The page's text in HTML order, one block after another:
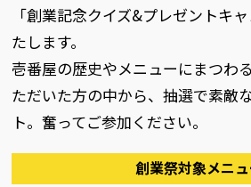
「創業記念クイズ&プレゼントキ
たします。
壱番屋の歴史やメニューにまつわ
ただいた方の中から、抽選で素敵
ト。奮ってご参加ください。
創業祭対象メニ